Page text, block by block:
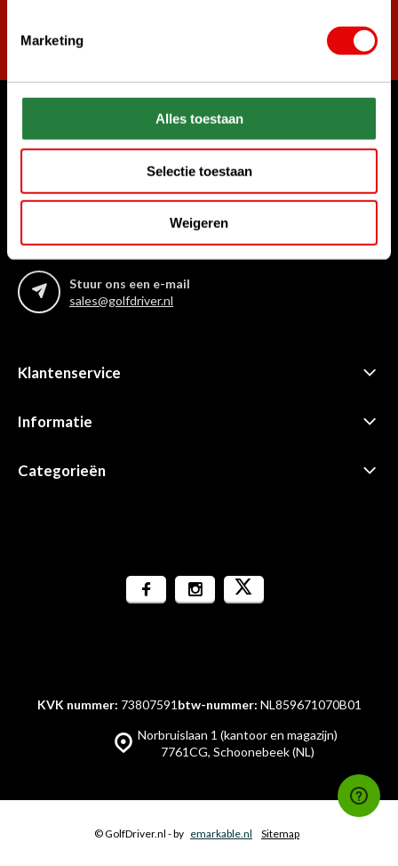
Marketing
Alles toestaan
Selectie toestaan
Weigeren
Bel ons gerust
+31 85 06 02 099
Start chat
Stuur ons een e-mail
sales@golfdriver.nl
Klantenservice
Informatie
Categorieën
Norbruislaan 1 (kantoor en magazijn)
7761CG, Schoonebeek (NL)
KVK nummer: 73807591 btw-nummer: NL859671070B01
© GolfDriver.nl - by emarkable.nl Sitemap